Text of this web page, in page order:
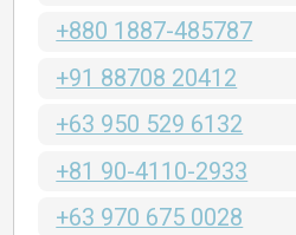
+880 1887-485787
+91 88708 20412
+63 950 529 6132
+81 90-4110-2933
+63 970 675 0028